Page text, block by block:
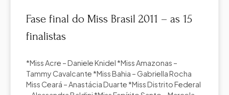
Fase final do Miss Brasil 2011 – as 15
finalistas
*Miss Acre – Daniele Knidel *Miss Amazonas –
Tammy Cavalcante *Miss Bahia – Gabriella Rocha
Miss Ceará – Anastácia Duarte *Miss Distrito Federal